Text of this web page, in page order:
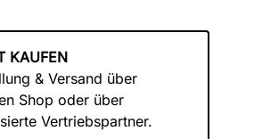
KAUFEN
& Versand über
Shop oder über
Vertriebspartner.